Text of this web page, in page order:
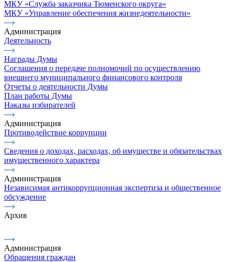
МКУ «Служба заказчика Тюменского округа»
МКУ «Управление обеспечения жизнедеятельности»
Администрация
Деятельность
Награды Думы
Соглашения о передаче полномочий по осуществлению
внешнего муниципального финансового контроля
Отчеты о деятельности Думы
План работы Думы
Наказы избирателей
Администрация
Противодействие коррупции
Сведения о доходах, расходах, об имуществе и обязательствах
имущественного характера
Администрация
Независимая антикоррупционная экспертиза и общественное
обсуждение
Архив
Администрация
Обращения граждан